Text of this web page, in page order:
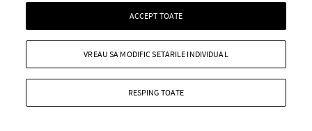
people
ACCEPT TOATE
RESPING TOATE
VREAU SA MODIFIC SETARILE INDIVIDUAL